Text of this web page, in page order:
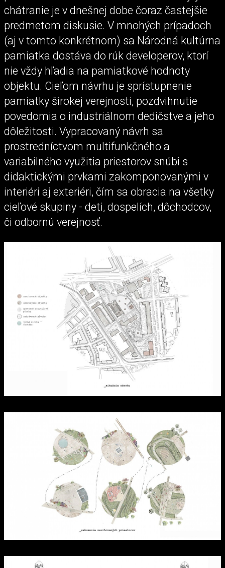
chátranie je v dnešnej dobe čoraz častejšie
predmetom diskusie. V mnohých prípadoch
(aj v tomto konkrétnom) sa Národná kultúrna
pamiatka dostáva do rúk developerov, ktorí
nie vždy hľadia na pamiatkové hodnoty
objektu. Cieľom návrhu je sprístupnenie
pamiatky širokej verejnosti, pozdvihnutie
povedomia o industriálnom dedičstve a jeho
dôležitosti. Vypracovaný návrh sa
prostredníctvom multifunkčného a
variabilného využitia priestorov snúbi s
didaktickými prvkami zakomponovanými v
interiéri aj exteriéri, čím sa obracia na všetky
cieľové skupiny - deti, dospelích, dôchodcov,
či odbornú verejnosť.